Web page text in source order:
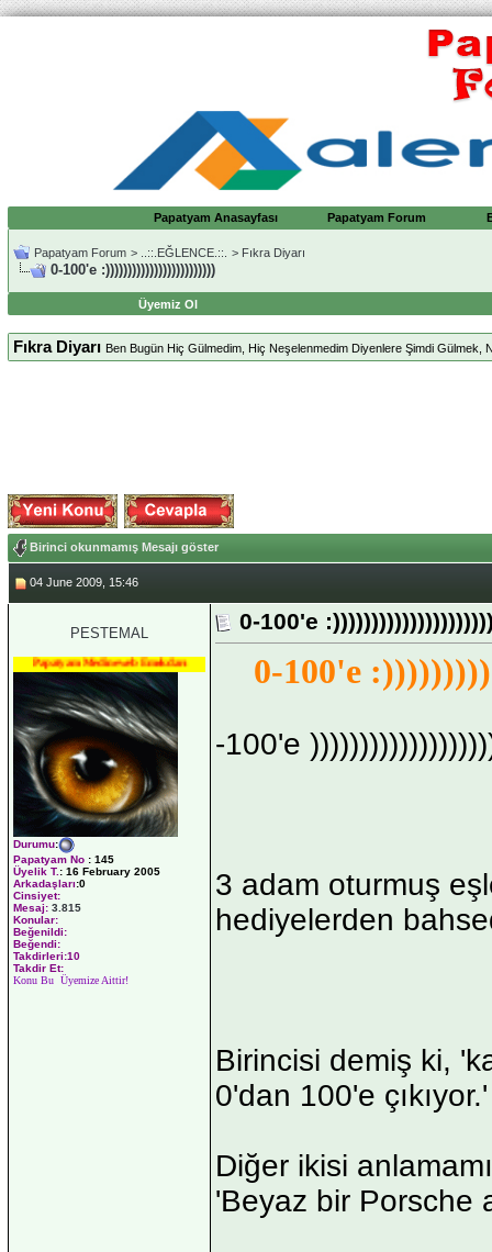
Papatyam Anasayfası Papatyam Forum
Papatyam Forum > ..::.EĞLENCE.::. > Fıkra Diyarı
0-100'e :)))))))))))))))))))))))))
Üyemiz Ol
Fıkra Diyarı Ben Bugün Hiç Gülmedim, Hiç Neşelenmedim Diyenlere Şimdi Gülmek,
Birinci okunmamış Mesajı göster
04 June 2009, 15:46
PESTEMAL
Papatyam Medineweb Emekdarı
Durumu:
Papatyam No : 145
Üyelik T.: 16 February 2005
Arkadaşları:0
Cinsiyet:
Mesaj: 3.815
Konular:
Beğenildi:
Beğendi:
Takdirleri:10
Takdir Et:
Konu Bu Üyemize Aittir!
0-100'e
0-100'e
-100'e
3 adam oturmuş
hediyelerden
Birincisi demiş ki,
0'dan 100'e çıkıyor.'
Diğer ikisi
'Beyaz bir Porsche